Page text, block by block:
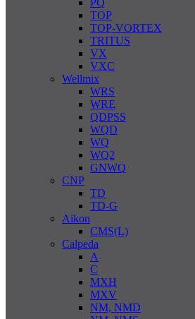
PQ
TOP
TOP-VORTEX
TRITUS
VX
VXC
Wellmix
WRS
WRE
QDPSS
WQD
WQ
WQ2
GNWQ
CNP
TD
TD-G
Aikon
CMS(L)
Calpeda
A
C
MXH
MXV
NM, NMD